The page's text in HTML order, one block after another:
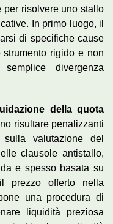
per risolvere uno stallo
In primo luogo, il
di specifiche cause
strumento rigido e non
divergenza
della quota
risultare penalizzanti
valutazione del
clausole antistallo,
e spesso basata su
prezzo offerto nella
una procedura di
liquidità preziosa